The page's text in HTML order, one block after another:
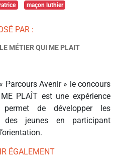
maçon luthier
PAR :
MÉTIER QUI ME PLAIT
Parcours Avenir » le concours
PLAÎT est une expérience
de développer les
des jeunes en participant
ÉGALEMENT